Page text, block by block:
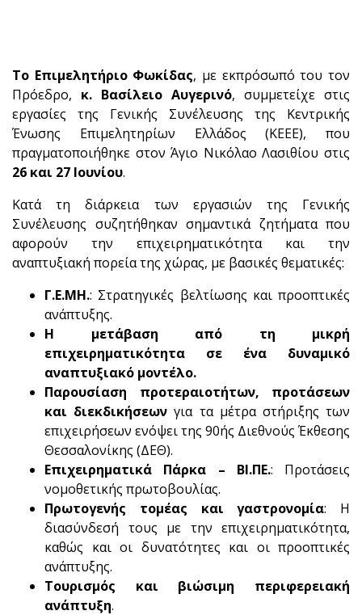
Το Επιμελητήριο Φωκίδας, με εκπρόσωπό του τον
Πρόεδρο, κ. Βασίλειο Αυγερινό, συμμετείχε στις
εργασίες της Γενικής Συνέλευσης της Κεντρικής
Ένωσης Επιμελητηρίων Ελλάδος (ΚΕΕΕ), που
πραγματοποιήθηκε στον Άγιο Νικόλαο Λασιθίου στις
26 και 27 Ιουνίου.
Κατά τη διάρκεια των εργασιών της Γενικής
Συνέλευσης συζητήθηκαν σημαντικά ζητήματα που
αφορούν την επιχειρηματικότητα και την
αναπτυξιακή πορεία της χώρας, με βασικές θεματικές:
Γ.Ε.ΜΗ.: Στρατηγικές βελτίωσης και προοπτικές
ανάπτυξης.
Η μετάβαση από τη μικρή
επιχειρηματικότητα σε ένα δυναμικό
αναπτυξιακό μοντέλο.
Παρουσίαση προτεραιοτήτων, προτάσεων
και διεκδικήσεων για τα μέτρα στήριξης των
επιχειρήσεων ενόψει της 90ής Διεθνούς Έκθεσης
Θεσσαλονίκης (ΔΕΘ).
Επιχειρηματικά Πάρκα – ΒΙ.ΠΕ.: Προτάσεις
νομοθετικής πρωτοβουλίας.
Πρωτογενής τομέας και γαστρονομία: Η
διασύνδεσή τους με την επιχειρηματικότητα,
καθώς και οι δυνατότητες και οι προοπτικές
ανάπτυξης.
Τουρισμός και βιώσιμη περιφερειακή
ανάπτυξη.